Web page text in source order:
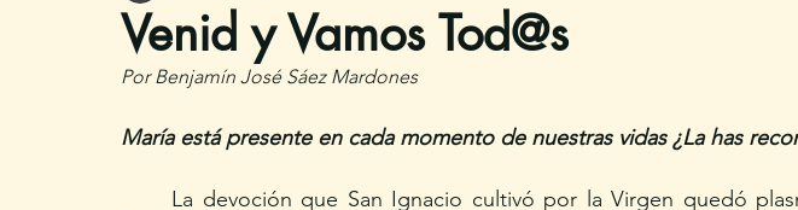
Venid y Vamos Tod@s
Por Benjamín José Sáez Mardones
María está presente en cada momento de nuestras vidas ¿La has